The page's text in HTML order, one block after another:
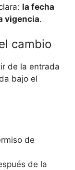
la fecha
vigencia.
cambio
de la entrada
bajo el
de
de la